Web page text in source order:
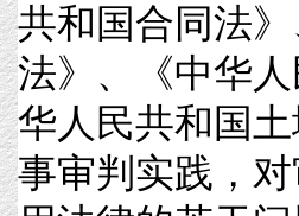
共和国合同法
法》、《中华
华人民共和国
事审判实践，